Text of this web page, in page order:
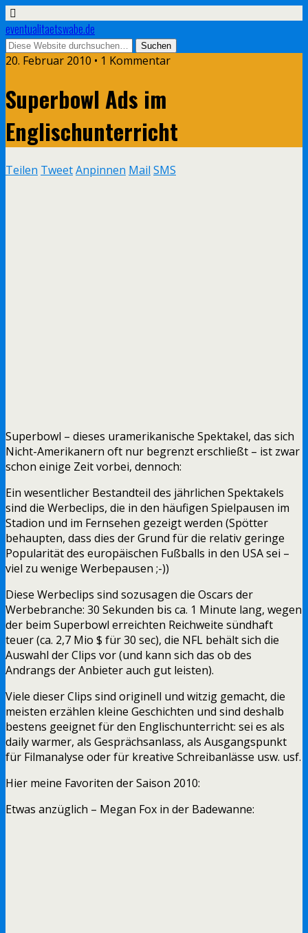
eventualitaetswabe.de
20. Februar 2010 • 1 Kommentar
Superbowl Ads im
Englischunterricht
Teilen TweetAnpinnen Mail SMS
Superbowl – dieses uramerikanische Spektakel, das sich
Nicht-Amerikanern oft nur begrenzt erschließt – ist zwar
schon einige Zeit vorbei, dennoch:
Ein wesentlicher Bestandteil des jährlichen Spektakels
sind die Werbeclips, die in den häufigen Spielpausen im
Stadion und im Fernsehen gezeigt werden (Spötter
behaupten, dass dies der Grund für die relativ geringe
Popularität des europäischen Fußballs in den USA sei –
viel zu wenige Werbepausen ;-))
Diese Werbeclips sind sozusagen die Oscars der
Werbebranche: 30 Sekunden bis ca. 1 Minute lang, wegen
der beim Superbowl erreichten Reichweite sündhaft
teuer (ca. 2,7 Mio $ für 30 sec), die NFL behält sich die
Auswahl der Clips vor (und kann sich das ob des
Andrangs der Anbieter auch gut leisten).
Viele dieser Clips sind originell und witzig gemacht, die
meisten erzählen kleine Geschichten und sind deshalb
bestens geeignet für den Englischunterricht: sei es als
daily warmer, als Gesprächsanlass, als Ausgangspunkt
für Filmanalyse oder für kreative Schreibanlässe usw. usf.
Hier meine Favoriten der Saison 2010:
Etwas anzüglich – Megan Fox in der Badewanne: